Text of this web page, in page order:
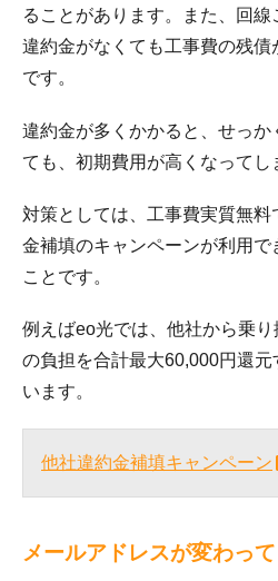
ることがあります。また、回線
違約金がなくても工事費の残
です。
違約金が多くかかると、せっか
ても、初期費用が高くなってし
対策としては、工事費実質無
金補填のキャンペーンが利用で
ことです。
例えばeo光では、他社から乗
の負担を合計最大60,000円還
います。
他社違約金補填キャンペーン
メールアドレスが変わっ